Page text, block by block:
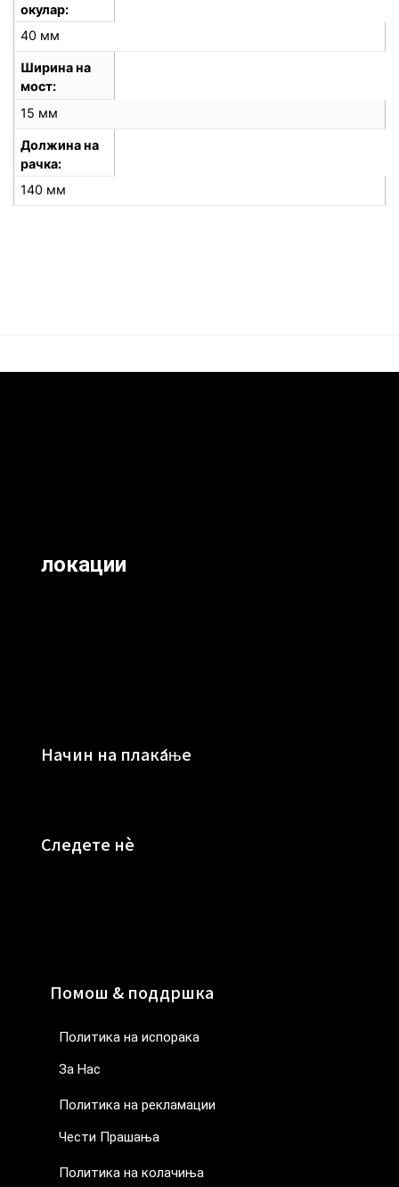
окулар
40 мм
Ширина на
мост
15 мм
Должина на
рачка
140 мм
локации
Начин на плаќање
Следете нè
Помош & поддршка
Политика на испорака
За Нас
Политика на рекламации
Чести Прашања
Политика на колачиња